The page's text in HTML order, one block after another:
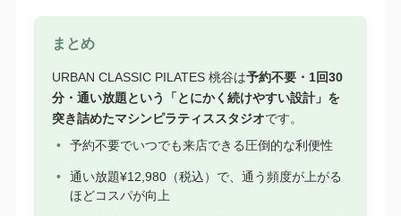
まとめ
URBAN CLASSIC PILATES 桃谷は予約不要・1回30
分・通い放題という「とにかく続けやすい設計」を
突き詰めたマシンピラティススタジオです。
予約不要でいつでも来店できる圧倒的な利便性
通い放題¥12,980（税込）で、通う頻度が上がる
ほどコスパが向上